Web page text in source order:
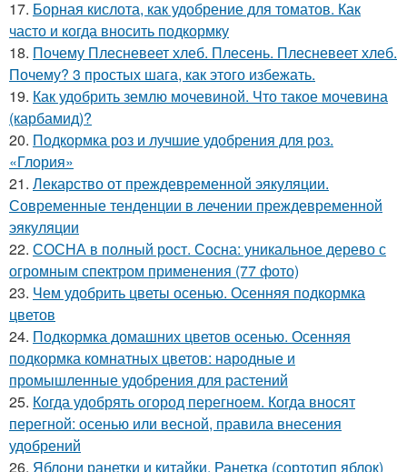
17. Борная кислота, как удобрение для томатов. Как
часто и когда вносить подкормку
18. Почему Плесневеет хлеб. Плесень. Плесневеет хлеб.
Почему? 3 простых шага, как этого избежать.
19. Как удобрить землю мочевиной. Что такое мочевина
(карбамид)?
20. Подкормка роз и лучшие удобрения для роз.
«Глория»
21. Лекарство от преждевременной эякуляции.
Современные тенденции в лечении преждевременной
эякуляции
22. СОСНА в полный рост. Сосна: уникальное дерево с
огромным спектром применения (77 фото)
23. Чем удобрить цветы осенью. Осенняя подкормка
цветов
24. Подкормка домашних цветов осенью. Осенняя
подкормка комнатных цветов: народные и
промышленные удобрения для растений
25. Когда удобрять огород перегноем. Когда вносят
перегной: осенью или весной, правила внесения
удобрений
26. Яблони ранетки и китайки. Ранетка (сортотип яблок)